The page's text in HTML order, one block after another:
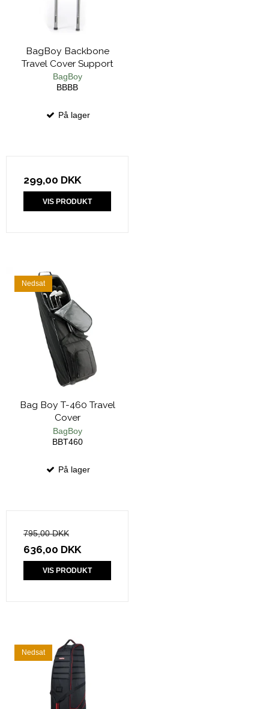
BagBoy Backbone
Travel Cover Support
BagBoy
BBBB
På lager
299,00 DKK
VIS PRODUKT
Nedsat
Bag Boy T-460 Travel
Cover
BagBoy
BBT460
På lager
795,00 DKK
636,00 DKK
VIS PRODUKT
Nedsat